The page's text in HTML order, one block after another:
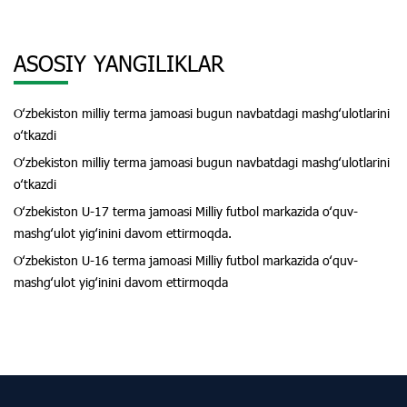
ASOSIY YANGILIKLAR
Oʻzbekiston milliy terma jamoasi bugun navbatdagi mashgʻulotlarini
oʻtkazdi
Oʻzbekiston milliy terma jamoasi bugun navbatdagi mashgʻulotlarini
oʻtkazdi
Oʻzbekiston U-17 terma jamoasi Milliy futbol markazida oʻquv-
mashgʻulot yigʻinini davom ettirmoqda.
Oʻzbekiston U-16 terma jamoasi Milliy futbol markazida oʻquv-
mashgʻulot yigʻinini davom ettirmoqda